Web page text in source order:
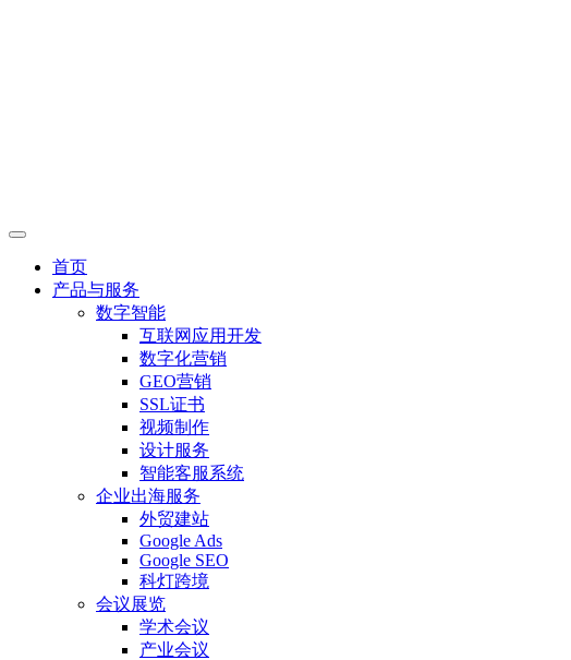
首页
产品与服务
数字智能
互联网应用开发
数字化营销
GEO营销
SSL证书
视频制作
设计服务
智能客服系统
企业出海服务
外贸建站
Google Ads
Google SEO
科灯跨境
会议展览
学术会议
产业会议